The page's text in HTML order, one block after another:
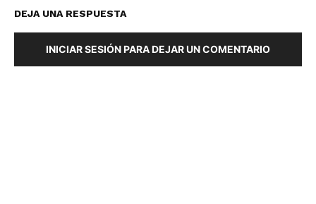
DEJA UNA RESPUESTA
INICIAR SESIÓN PARA DEJAR UN COMENTARIO